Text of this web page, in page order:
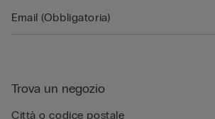
Trova un negozio